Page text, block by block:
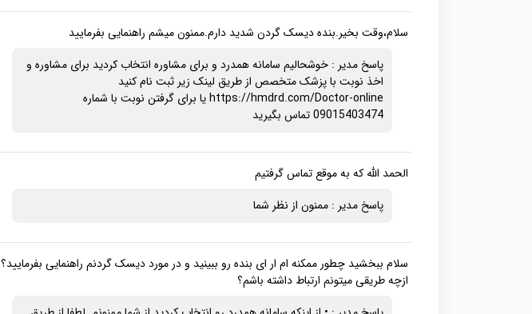
سلام،وقت بخیر.بنده دیسک گردن شدید دارم.ممنون میشم راهنمایی بفرمایید
پاسخ مدیر : خوشحالیم سامانه همدرد و برای مشاوره انتخاب کردید برای مشاوره و
اخذ نوبت با پزشک متخصص از طریق لینک زیر ثبت نام کنید
https://hmdrd.com/Doctor-online یا برای گرفتن نوبت با شماره
09015403474 تماس بگیرید
الحمد الله که به موقع تماس گرفتیم
پاسخ مدیر : ممنون از نظر شما
سلام ببخشید چطور ممکنه ام ار ای بنده رو ببینید و در مورد دیسک گردنم راهنمایی بفرمایید؟
ازچه طریقی میتونم ارتباط داشته باشم؟